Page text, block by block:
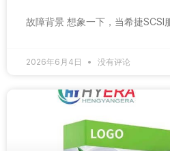
故障背景 想象一下，当希捷SCSI
2026年6月4日 没有评论